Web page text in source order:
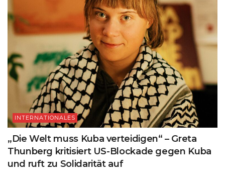
INTERNATIONALES
„Die Welt muss Kuba verteidigen“ – Greta
Thunberg kritisiert US-Blockade gegen Kuba
und ruft zu Solidarität auf